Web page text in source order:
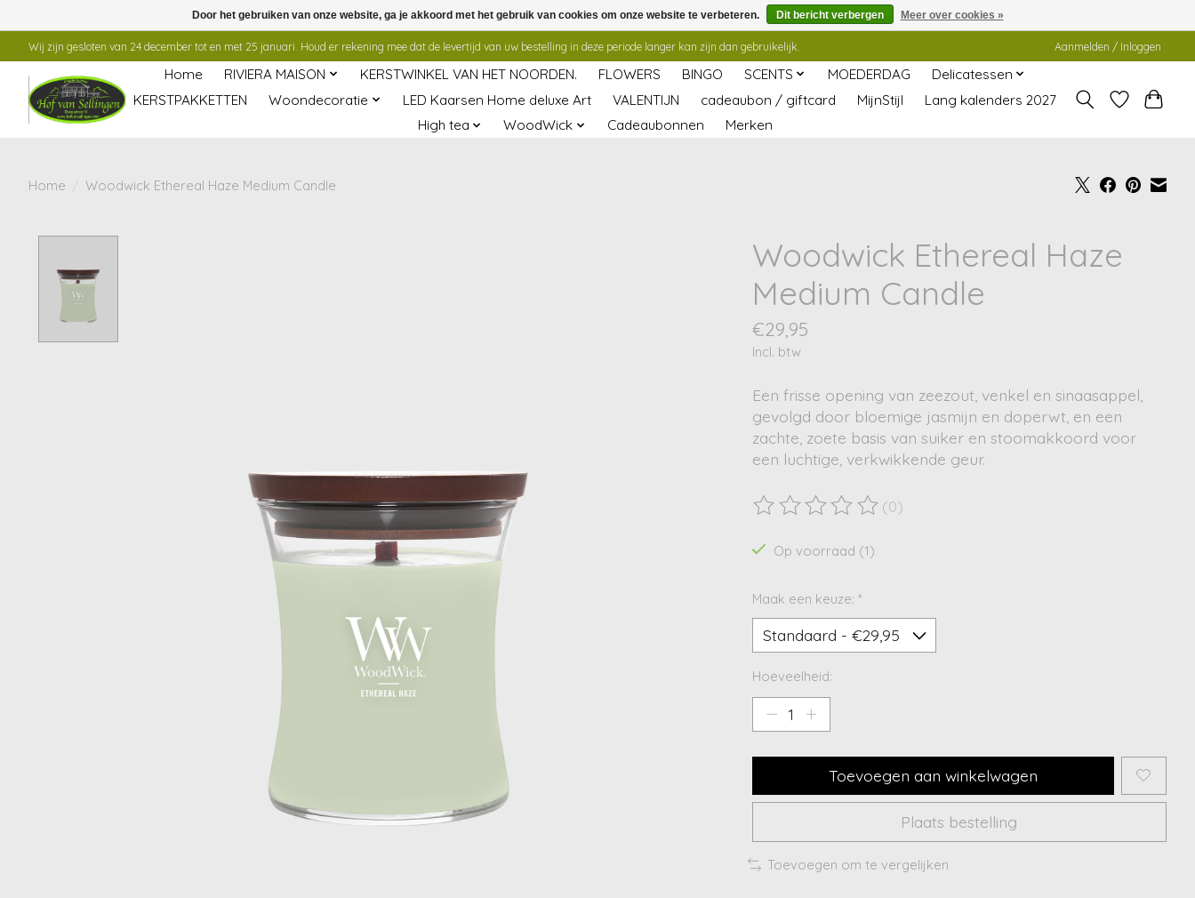
Wij zijn gesloten van 24 december tot en met 25 januari. Houd er rekening mee dat de levertijd van uw bestelling in deze periode langer kan zijn dan gebruikelijk. Aanmelden / Inloggen
Home RIVIERA MAISON KERSTWINKEL VAN HET NOORDEN. FLOWERS BINGO SCENTS MOEDERDAG
Delicatessen
KERSTPAKKETTEN
Woondecoratie LED Kaarsen Home deluxe Art VALENTIJN cadeaubon / giftcard MijnStijl
Lang kalenders 2027
High tea
WoodWick Cadeaubonnen Merken
Home Woodwick Ethereal Haze Medium Candle
Woodwick Ethereal Haze
Medium Candle
€29,95
Incl. btw
Een frisse opening van zeezout, venkel en sinaasappel,
gevolgd door bloemige jasmijn en doperwt, en een
zachte, zoete basis van suiker en stoomakkoord voor
een luchtige, verkwikkende geur.
De beoordeling van dit product is
(0)
Op voorraad (1)
Maak een keuze: *
Hoeveelheid:
Toevoegen aan winkelwagen
Plaats bestelling
Toevoegen om te vergelijken
Door het gebruiken van onze website, ga je akkoord met het gebruik van cookies om onze website te verbeteren. Dit bericht verbergen Meer over cookies »